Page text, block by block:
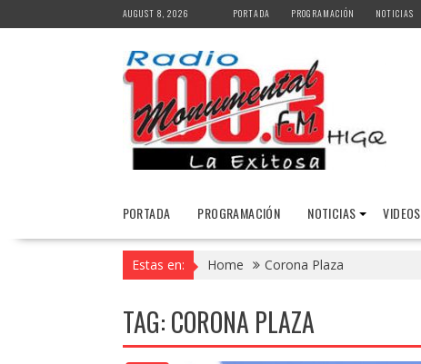
to
AUGUST 8, 2026 PORTADA PROGRAMACIÓN NOTICIAS
PORTADA PROGRAMACIÓN NOTICIAS VIDEOS
Estas en: Home Corona Plaza
TAG:CORONA PLAZA